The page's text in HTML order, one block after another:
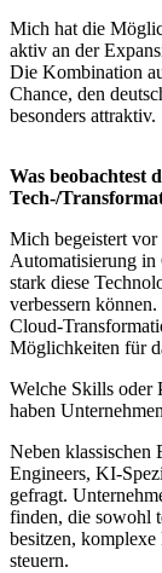
Mich hat die
aktiv an der
Die Kombination
Chance, den
besonders attraktiv.
Was beobachtest
Tech-/
Mich begeistert
Automatisierung in
stark diese
verbessern
Cloud-
Möglichkeiten für
Welche Skills oder
haben
Neben klassischen
Engineers, KI-
gefragt.
finden, die sowohl
besitzen,
steuern.